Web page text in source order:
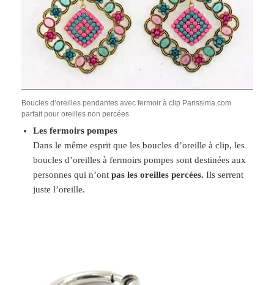
Boucles d’oreilles pendantes avec fermoir à clip Parissima.com
parfait pour oreilles non percées
Les fermoirs pompes
Dans le même esprit que les boucles d’oreille à clip, les
boucles d’oreilles à fermoirs pompes sont destinées aux
personnes qui n’ont pas les oreilles percées. Ils serrent
juste l’oreille.